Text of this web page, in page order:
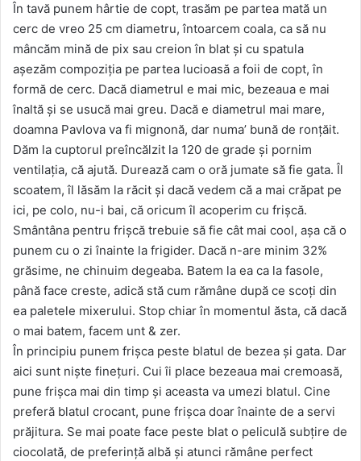
În tavă punem hârtie de copt, trasăm pe partea mată un
cerc de vreo 25 cm diametru, întoarcem coala, ca să nu
mâncăm mină de pix sau creion în blat şi cu spatula
aşezăm compoziţia pe partea lucioasă a foii de copt, în
formă de cerc. Dacă diametrul e mai mic, bezeaua e mai
înaltă şi se usucă mai greu. Dacă e diametrul mai mare,
doamna Pavlova va fi mignonă, dar numa’ bună de ronţăit.
Dăm la cuptorul preîncălzit la 120 de grade şi pornim
ventilaţia, că ajută. Durează cam o oră jumate să fie gata. Îl
scoatem, îl lăsăm la răcit şi dacă vedem că a mai crăpat pe
ici, pe colo, nu-i bai, că oricum îl acoperim cu frişcă.
Smântâna pentru frişcă trebuie să fie cât mai cool, aşa că o
punem cu o zi înainte la frigider. Dacă n-are minim 32%
grăsime, ne chinuim degeaba. Batem la ea ca la fasole,
până face creste, adică stă cum rămâne după ce scoţi din
ea paletele mixerului. Stop chiar în momentul ăsta, că dacă
o mai batem, facem unt & zer.
În principiu punem frişca peste blatul de bezea şi gata. Dar
aici sunt nişte fineţuri. Cui îi place bezeaua mai cremoasă,
pune frişca mai din timp şi aceasta va umezi blatul. Cine
preferă blatul crocant, pune frişca doar înainte de a servi
prăjitura. Se mai poate face peste blat o peliculă subţire de
ciocolată, de preferinţă albă şi atunci rămâne perfect